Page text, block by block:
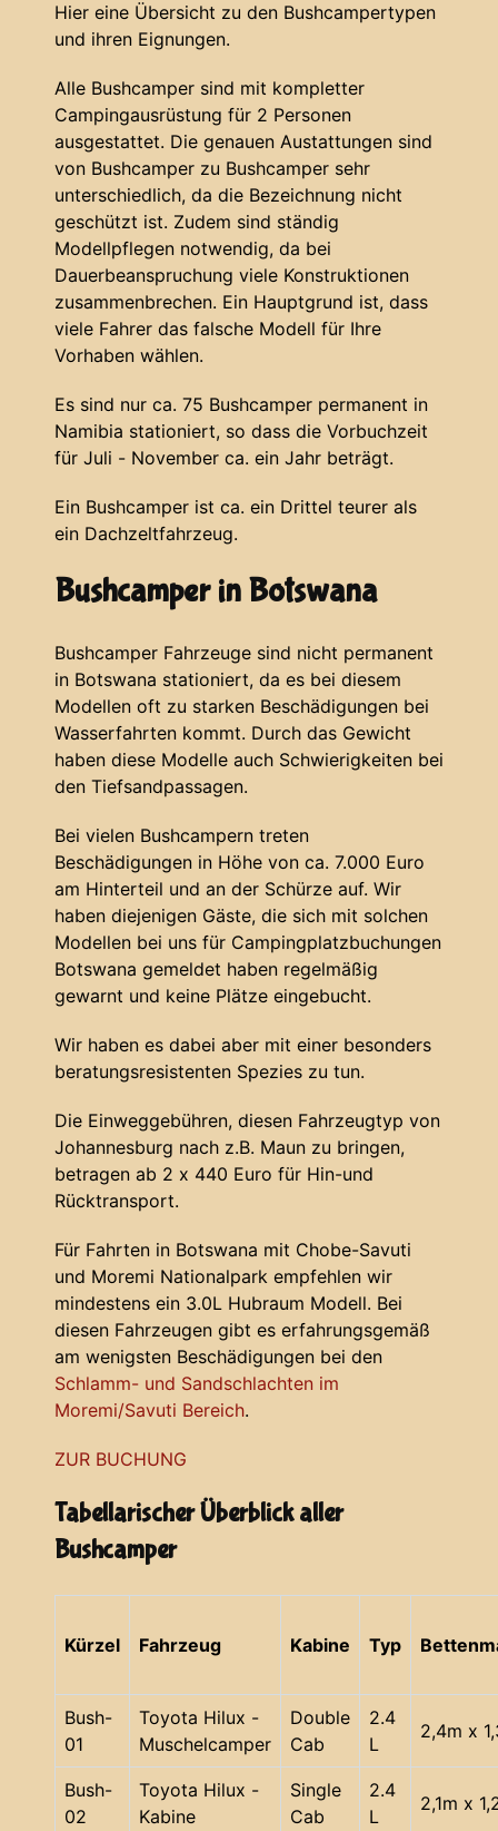
Hier eine Übersicht zu den Bushcampertypen
und ihren Eignungen.
Alle Bushcamper sind mit kompletter
Campingausrüstung für 2 Personen
ausgestattet. Die genauen Austattungen sind
von Bushcamper zu Bushcamper sehr
unterschiedlich, da die Bezeichnung nicht
geschützt ist. Zudem sind ständig
Modellpflegen notwendig, da bei
Dauerbeanspruchung viele Konstruktionen
zusammenbrechen. Ein Hauptgrund ist, dass
viele Fahrer das falsche Modell für Ihre
Vorhaben wählen.
Es sind nur ca. 75 Bushcamper permanent in
Namibia stationiert, so dass die Vorbuchzeit
für Juli - November ca. ein Jahr beträgt.
Ein Bushcamper ist ca. ein Drittel teurer als
ein Dachzeltfahrzeug.
Bushcamper in Botswana
Bushcamper Fahrzeuge sind nicht permanent
in Botswana stationiert, da es bei diesem
Modellen oft zu starken Beschädigungen bei
Wasserfahrten kommt. Durch das Gewicht
haben diese Modelle auch Schwierigkeiten bei
den Tiefsandpassagen.
Bei vielen Bushcampern treten
Beschädigungen in Höhe von ca. 7.000 Euro
am Hinterteil und an der Schürze auf. Wir
haben diejenigen Gäste, die sich mit solchen
Modellen bei uns für Campingplatzbuchungen
Botswana gemeldet haben regelmäßig
gewarnt und keine Plätze eingebucht.
Wir haben es dabei aber mit einer besonders
beratungsresistenten Spezies zu tun.
Die Einweggebühren, diesen Fahrzeugtyp von
Johannesburg nach z.B. Maun zu bringen,
betragen ab 2 x 440 Euro für Hin-und
Rücktransport.
Für Fahrten in Botswana mit Chobe-Savuti
und Moremi Nationalpark empfehlen wir
mindestens ein 3.0L Hubraum Modell. Bei
diesen Fahrzeugen gibt es erfahrungsgemäß
am wenigsten Beschädigungen bei den
Schlamm- und Sandschlachten im
Moremi/Savuti Bereich.
ZUR BUCHUNG
Tabellarischer Überblick aller
Bushcamper
Kürzel Fahrzeug Kabine Typ
Bush-
01
Toyota Hilux -
Muschelcamper
Double
Cab
2.4
L
2,4m x
Bush-
02
Toyota Hilux -
Kabine
Single
Cab
2.4
L
2,1m x